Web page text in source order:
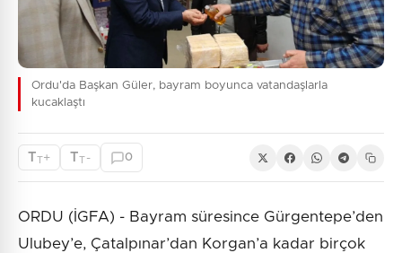
Ordu'da Başkan Güler, bayram boyunca vatandaşlarla
kucaklaştı
TT+ TT - 0
ORDU (İGFA) - Bayram süresince Gürgentepe’den
Ulubey’e, Çatalpınar’dan Korgan’a kadar birçok